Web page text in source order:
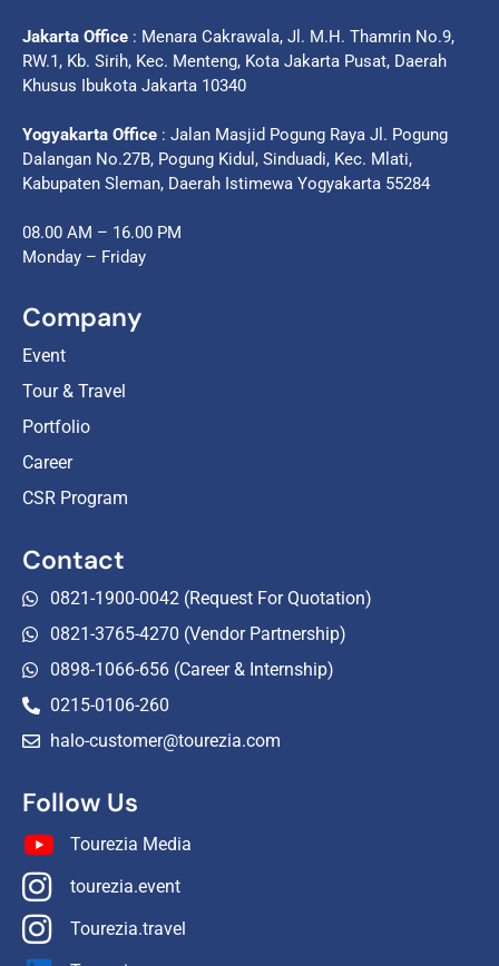
Jakarta Office : Menara Cakrawala, Jl. M.H. Thamrin No.9,
RW.1, Kb. Sirih, Kec. Menteng, Kota Jakarta Pusat, Daerah
Khusus Ibukota Jakarta 10340
Yogyakarta Office : Jalan Masjid Pogung Raya Jl. Pogung
Dalangan No.27B, Pogung Kidul, Sinduadi, Kec. Mlati,
Kabupaten Sleman, Daerah Istimewa Yogyakarta 55284
08.00 AM – 16.00 PM
Monday – Friday
Company
Event
Tour & Travel
Portfolio
Career
CSR Program
Contact
0821-1900-0042 (Request For Quotation)
0821-3765-4270 (Vendor Partnership)
0898-1066-656 (Career & Internship)
0215-0106-260
halo-customer@tourezia.com
Follow Us
Tourezia Media
tourezia.event
Tourezia.travel